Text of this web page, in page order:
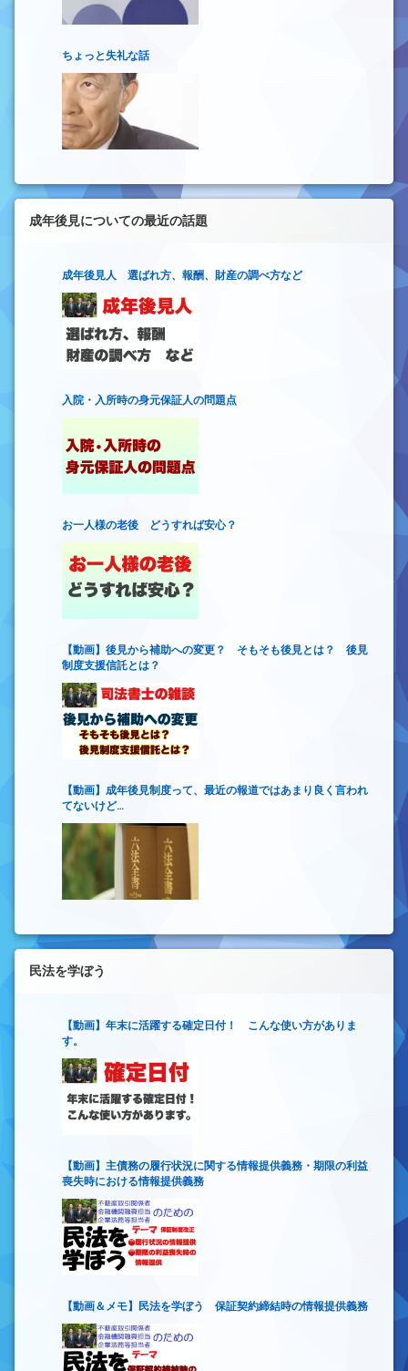
ちょっと失礼な話
成年後見についての最近の話題
成年後見人 選ばれ方、報酬、財産の調べ方など
入院・入所時の身元保証人の問題点
お一人様の老後 どうすれば安心？
【動画】後見から補助への変更？ そもそも後見とは？ 後見
制度支援信託とは？
【動画】成年後見制度って、最近の報道ではあまり良く言われ
てないけど…
民法を学ぼう
【動画】年末に活躍する確定日付！ こんな使い方がありま
す。
【動画】主債務の履行状況に関する情報提供義務・期限の利益
喪失時における情報提供義務
【動画＆メモ】民法を学ぼう 保証契約締結時の情報提供義務